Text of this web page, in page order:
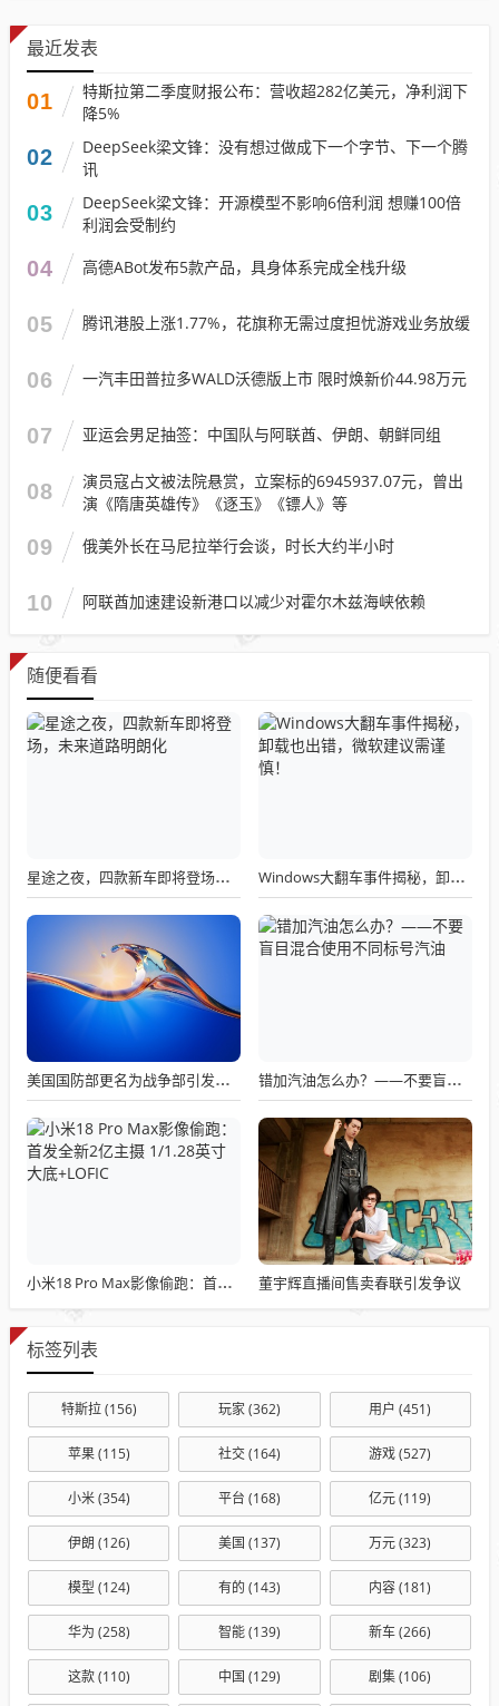
最近发表
01
特斯拉第二季度财报公布：营收超282亿美元，净利润下
降5%
02
DeepSeek梁文锋：没有想过做成下一个字节、下一个腾
讯
03
DeepSeek梁文锋：开源模型不影响6倍利润 想赚100倍
利润会受制约
04 高德ABot发布5款产品，具身体系完成全栈升级
05 腾讯港股上涨1.77%，花旗称无需过度担忧游戏业务放缓
06 一汽丰田普拉多WALD沃德版上市 限时焕新价44.98万元
07 亚运会男足抽签：中国队与阿联酋、伊朗、朝鲜同组
08
演员寇占文被法院悬赏，立案标的6945937.07元，曾出
演《隋唐英雄传》《逐玉》《镖人》等
09 俄美外长在马尼拉举行会谈，时长大约半小时
10 阿联酋加速建设新港口以减少对霍尔木兹海峡依赖
随便看看
星途之夜，四款新车即将登场，未来道路明朗化 Windows大翻车事件揭秘，卸载也出错，微软建议需谨慎！
美国国防部更名为战争部引发关注热议 错加汽油怎么办？——不要盲目混合使用不同标号汽油
小米18 Pro Max影像偷跑：首发全新2亿主摄 1/1.28英寸大底+LOFIC 董宇辉直播间售卖春联引发争议
标签列表
特斯拉(156) 玩家(362) 用户 (451)
苹果(115) 社交(164) 游戏(527)
小米(354) 平台 (168) 亿元(119)
伊朗 (126) 美国 (137) 万元(323)
模型 (124) 有的 (143) 内容(181)
华为 (258) 智能(139) 新车(266)
这款(110) 中国 (129) 剧集(106)